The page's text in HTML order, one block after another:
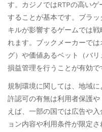
す。カジノではRTPの高い
することが基本です。ブラ
キルが影響するゲームでは
れます。ブックメーカーで
グ）や価値あるベット（バ
損益管理を行うことが有効で
規制環境に関しては、地域に
許認可の有無は利用者保護
えば、一部の国では広告や
ョン内容や利用条件が限定